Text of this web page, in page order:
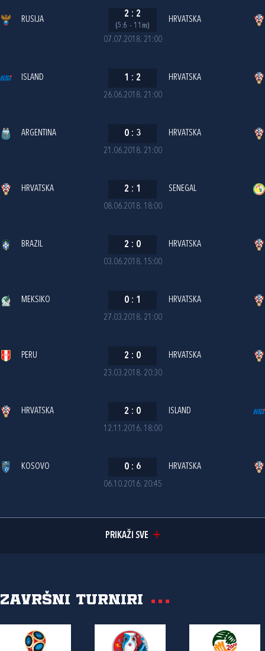
07.07.2018. 21:00
RUSIJA
2 : 2
(5:6 - 11m)
HRVATSKA
26.06.2018. 21:00
ISLAND 1 : 2 HRVATSKA
21.06.2018. 21:00
ARGENTINA 0 : 3 HRVATSKA
08.06.2018. 18:00
HRVATSKA 2 : 1 SENEGAL
03.06.2018. 15:00
BRAZIL 2 : 0 HRVATSKA
27.03.2018. 21:00
MEKSIKO 0 : 1 HRVATSKA
23.03.2018. 20:30
PERU 2 : 0 HRVATSKA
12.11.2016. 18:00
HRVATSKA 2 : 0 ISLAND
06.10.2016. 20:45
KOSOVO 0 : 6 HRVATSKA
PRIKAŽI SVE
Završni turniri